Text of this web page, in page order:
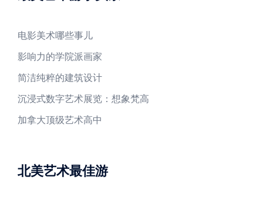
电影美术哪些事儿
影响力的学院派画家
简洁纯粹的建筑设计
沉浸式数字艺术展览：想象梵高
加拿大顶级艺术高中
北美艺术最佳游